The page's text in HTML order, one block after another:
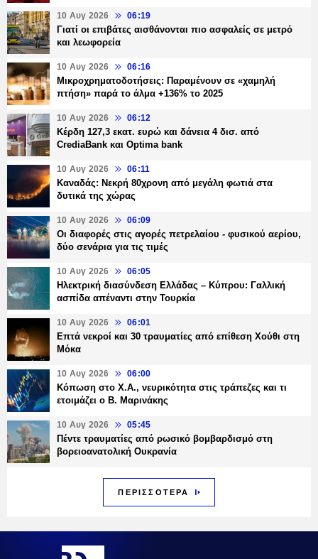
10 Αυγ 2026 06:19
Γιατί οι επιβάτες αισθάνονται πιο ασφαλείς σε μετρό
και λεωφορεία
10 Αυγ 2026 06:16
Μικροχρηματοδοτήσεις: Παραμένουν σε «χαμηλή
πτήση» παρά το άλμα +136% το 2025
10 Αυγ 2026 06:12
Κέρδη 127,3 εκατ. ευρώ και δάνεια 4 δισ. από
CrediaBank και Optima bank
10 Αυγ 2026 06:11
Καναδάς: Νεκρή 80χρονη από μεγάλη φωτιά στα
δυτικά της χώρας
10 Αυγ 2026 06:09
Οι διαφορές στις αγορές πετρελαίου - φυσικού αερίου,
δύο σενάρια για τις τιμές
10 Αυγ 2026 06:05
Ηλεκτρική διασύνδεση Ελλάδας – Κύπρου: Γαλλική
ασπίδα απέναντι στην Τουρκία
10 Αυγ 2026 06:01
Επτά νεκροί και 30 τραυματίες από επίθεση Χούθι στη
Μόκα
10 Αυγ 2026 06:00
Κόπωση στο Χ.Α., νευρικότητα στις τράπεζες και τι
ετοιμάζει ο Β. Μαρινάκης
10 Αυγ 2026 05:45
Πέντε τραυματίες από ρωσικό βομβαρδισμό στη
βορειοανατολική Ουκρανία
ΠΕΡΙΣΣΟΤΕΡΑ